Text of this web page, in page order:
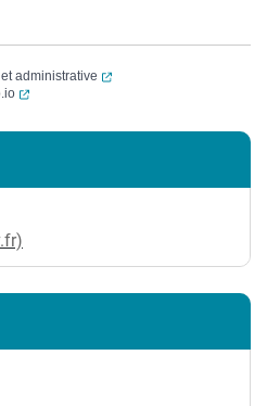
administrative
(ouverture dans un
(ouverture dans un nouvel onglet)